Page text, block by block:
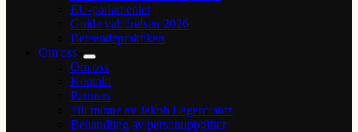
EU-parlamentet
Guide valrörelsen 2026
Beteendepraktikan
Om oss
Om oss
Kontakt
Partners
Till minne av Jakob Lagercrantz
Behandling av personuppgifter